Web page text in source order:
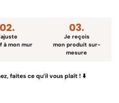
02.
à mon mur
03.
Je reçois
mon produit sur-
mesure
faites ce qu’il vous plaît ! ⬇️